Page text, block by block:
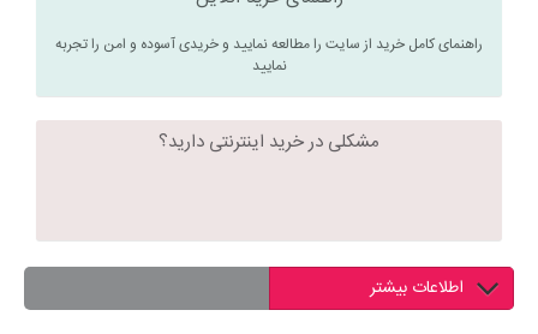
راهنمای کامل خرید از سایت را مطالعه نمایید و خریدی آسوده و امن را تجربه
نمایید
مشکلی در خرید اینترنتی دارید؟
اطلاعات بیشتر